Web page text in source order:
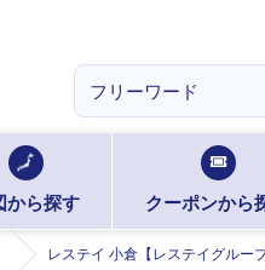
から探す クーポンから